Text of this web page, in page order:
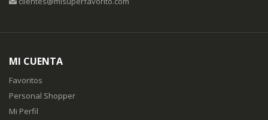
MI CUENTA
Favoritos
Personal Shopper
Mi Perfil